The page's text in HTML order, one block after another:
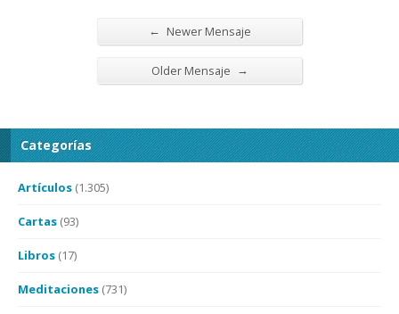
← Newer Mensaje
Older Mensaje →
Categorías
Artículos (1.305)
Cartas (93)
Libros (17)
Meditaciones (731)